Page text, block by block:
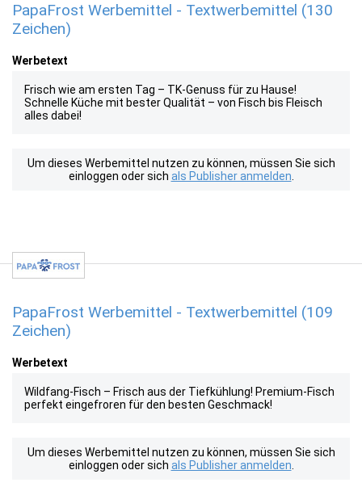
PapaFrost Werbemittel - Textwerbemittel (130
Zeichen)
Werbetext
Frisch wie am ersten Tag – TK-Genuss für zu Hause!
Schnelle Küche mit bester Qualität – von Fisch bis Fleisch
alles dabei!
Um dieses Werbemittel nutzen zu können, müssen Sie sich
einloggen oder sich als Publisher anmelden
PapaFrost Werbemittel - Textwerbemittel (109
Zeichen)
Werbetext
Wildfang-Fisch – Frisch aus der Tiefkühlung! Premium-Fisch
perfekt eingefroren für den besten Geschmack!
Um dieses Werbemittel nutzen zu können, müssen Sie sich
einloggen oder sich als Publisher anmelden